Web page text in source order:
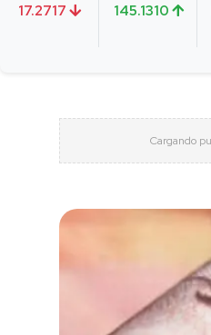
17.2717
145.1310